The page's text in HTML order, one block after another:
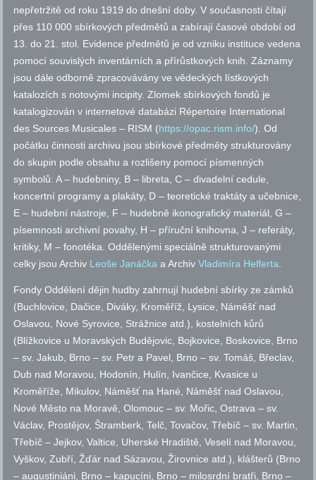
nepřetržitě od roku 1919 do dnešní doby. V současnosti čítají
přes 110 000 sbírkových předmětů a zabírají časové období od
13. do 21.stol. Evidence předmětů je od vzniku instituce vedena
pomocí souvislých inventárních a přírůstkových knih. Záznamy
jsou dále odborně zpracovávány ve vědeckých lístkových
katalozích s notovými incipity. Zlomek sbírkových fondů je
katalogizován v internetové databázi Répertoire International
des Sources Musicales – RISM (https://opac.rism.info/). Od
počátku činnosti archivu jsou sbírkové předměty strukturovány
do skupin podle obsahu a rozlišeny pomocí písmenných
symbolů: A – hudebniny, B – libreta, C – divadelní cedule,
koncertní programy a plakáty, D – teoretické traktáty a učebnice,
E – hudební nástroje, F – hudebně ikonografický materiál, G –
písemnosti archivní povahy, H – příruční knihovna, J – referáty,
kritiky, M – fonotéka. Oddělenými speciálně strukturovanými
celky jsou Archiv Leoše Janáčka a ArchivVladimíra Helferta.
Fondy Oddělení dějin hudby zahrnují hudební sbírky ze zámků
(Buchlovice, Dačice, Diváky, Kroměříž, Lysice, Náměšť nad
Oslavou, Nové Syrovice, Strážniceatd.), kostelních kůrů
(Blížkovice u Moravských Budějovic, Bojkovice, Boskovice, Brno
–sv. Jakub, Brno –sv. Petr a Pavel, Brno –sv. Tomáš, Břeclav,
Dub nad Moravou, Hodonín, Hulín, Ivančice, Kvasice u
Kroměříže, Mikulov, Náměšť na Hané, Náměšť nad Oslavou,
Nové Město na Moravě, Olomouc –sv. Mořic, Ostrava –sv.
Václav, Prostějov, Štramberk, Telč, Tovačov, Třebíč –sv. Martin,
Třebíč – Jejkov, Valtice, Uherské Hradiště, Veselí nad Moravou,
Vyškov, Zubří, Žďár nad Sázavou, Žirovniceatd.), klášterů (Brno
– augustiniáni, Brno – kapucíni, Brno – milosrdní bratři, Brno –